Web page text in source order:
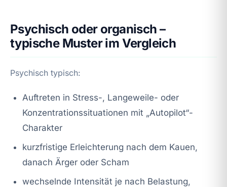
Psychisch oder organisch –
typische Muster im Vergleich
Psychisch typisch:
Auftreten in Stress-, Langeweile- oder
Konzentrationssituationen mit „Autopilot“-
Charakter
kurzfristige Erleichterung nach dem Kauen,
danach Ärger oder Scham
wechselnde Intensität je nach Belastung,